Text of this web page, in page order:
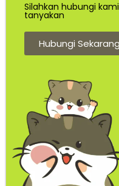
Silahkan hubungi
tanyakan
Hubungi Sekarang